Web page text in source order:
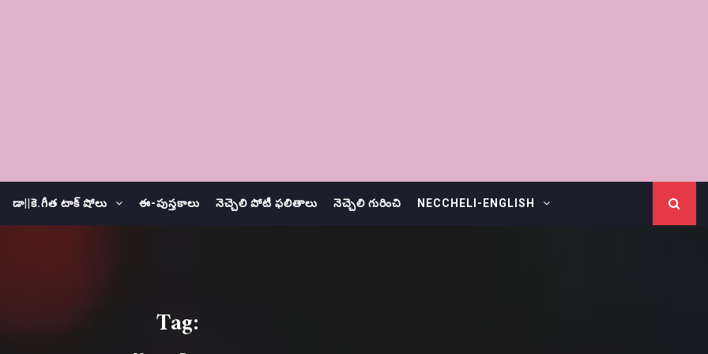
డా||కె.గీత టాక్ షోలు ఈ-పుస్తకాలు నెచ్చెలి పోటీ ఫలితాలు నెచ్చెలి గురించి NECCHELI-ENGLISH
Tag: